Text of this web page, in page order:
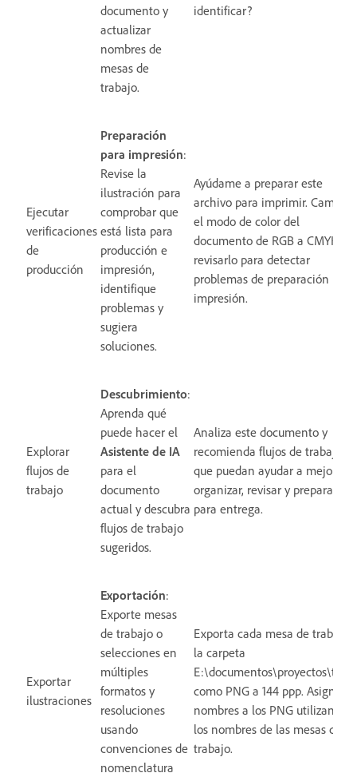
documento y
actualizar
nombres de
mesas de
trabajo.
identificar?
Ejecutar
verificaciones
de
producción
Preparación
para impresión:
Revise la
ilustración para
comprobar que
está lista para
producción e
impresión,
identifique
problemas y
sugiera
soluciones.
Ayúdame a preparar este
archivo para imprimir. Cambia
el modo de color del
documento de RGB a CMYK y
revisarlo para detectar
problemas de preparación para
impresión.
Explorar
flujos de
trabajo
Descubrimiento:
Aprenda qué
puede hacer el
Asistente de IA
para el
documento
actual y descubra
flujos de trabajo
sugeridos.
Analiza este documento y
recomienda flujos de trabajo
que puedan ayudar a mejorar,
organizar, revisar y prepararlo
para entrega.
Exportar
ilustraciones
Exportación:
Exporte mesas
de trabajo o
selecciones en
múltiples
formatos y
resoluciones
usando
convenciones de
nomenclatura
Exporta cada mesa de trabajo
la carpeta
como PNG a 144 ppp. Asigna
nombres a los PNG utilizando
los nombres de las mesas de
trabajo.